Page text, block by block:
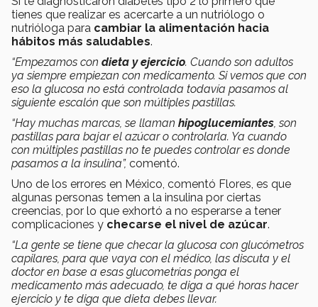
tienes que realizar es acercarte a un nutriólogo o
nutrióloga para cambiar la alimentación hacia
hábitos más saludables.
“Empezamos con dieta y ejercicio. Cuando son adultos
ya siempre empiezan con medicamento. Si vemos que con
eso la glucosa no está controlada todavía pasamos al
siguiente escalón que son múltiples pastillas.
“Hay muchas marcas, se llaman hipoglucemiantes, son
pastillas para bajar el azúcar o controlarla. Ya cuando
con múltiples pastillas no te puedes controlar es donde
pasamos a la insulina”, comentó.
Uno de los errores en México, comentó Flores, es que
algunas personas temen a la insulina por ciertas
creencias, por lo que exhortó a no esperarse a tener
complicaciones y checarse el nivel de azúcar.
“La gente se tiene que checar la glucosa con glucómetros
capilares, para que vaya con el médico, las discuta y el
doctor en base a esas glucometrías ponga el
medicamento más adecuado, te diga a qué horas hacer
ejercicio y te diga que dieta debes llevar.